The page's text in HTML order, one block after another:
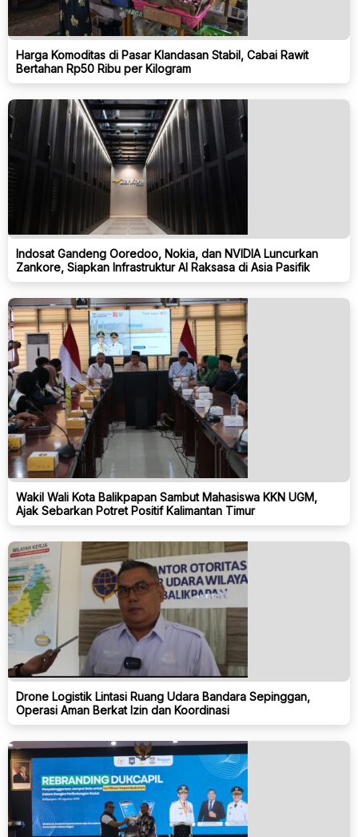
Harga Komoditas di Pasar Klandasan Stabil, Cabai Rawit
Bertahan Rp50 Ribu per Kilogram
Indosat Gandeng Ooredoo, Nokia, dan NVIDIA Luncurkan
Zankore, Siapkan Infrastruktur AI Raksasa di Asia Pasifik
Wakil Wali Kota Balikpapan Sambut Mahasiswa KKN UGM,
Ajak Sebarkan Potret Positif Kalimantan Timur
Drone Logistik Lintasi Ruang Udara Bandara Sepinggan,
Operasi Aman Berkat Izin dan Koordinasi